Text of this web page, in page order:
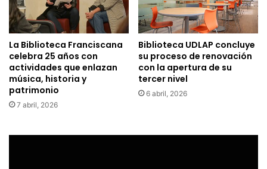
La Biblioteca Franciscana
celebra 25 años con
actividades que enlazan
música, historia y
patrimonio
7 abril, 2026
Biblioteca UDLAP concluye
su proceso de renovación
con la apertura de su
tercer nivel
6 abril, 2026